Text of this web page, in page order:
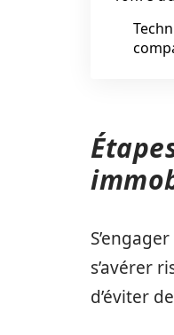
s’avérer
d’éviter